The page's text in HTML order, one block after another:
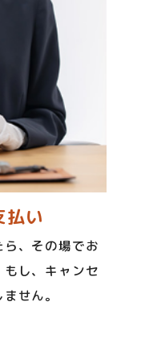
払い
、その場でお
し、キャンセ
せん。